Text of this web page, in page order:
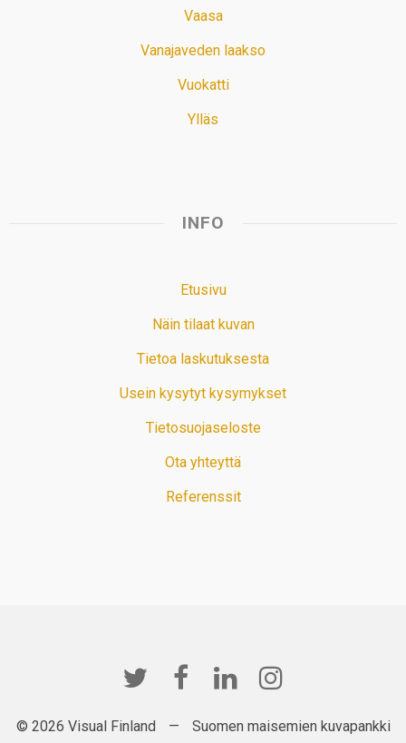
Vaasa
Vanajaveden laakso
Vuokatti
Ylläs
INFO
Etusivu
Näin tilaat kuvan
Tietoa laskutuksesta
Usein kysytyt kysymykset
Tietosuojaseloste
Ota yhteyttä
Referenssit
© 2026 Visual Finland — Suomen maisemien kuvapankki